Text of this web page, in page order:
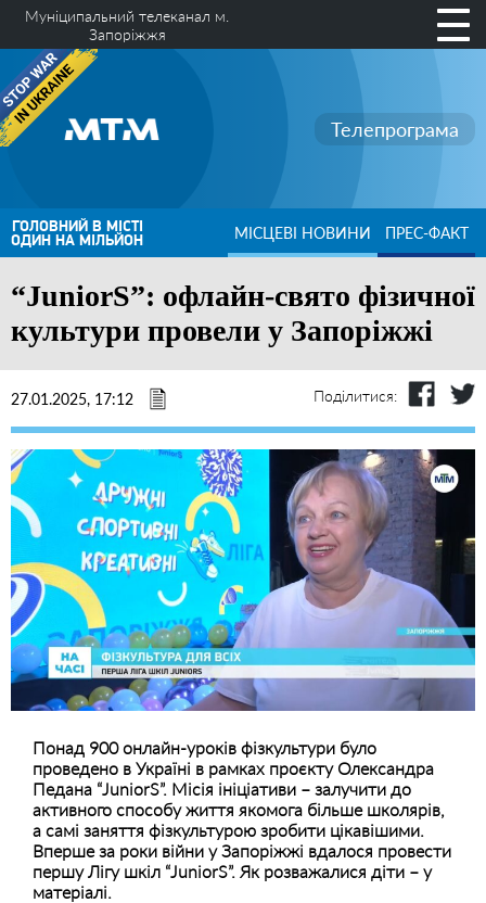
Муніципальний телеканал м.
Запоріжжя
Телепрограма
ГОЛОВНИЙ В МІСТІ
ОДИН НА МІЛЬЙОН МІСЦЕВІ НОВИНИ ПРЕС-ФАКТ
“JuniorS”: офлайн-свято фізичної
культури провели у Запоріжжі
27.01.2025, 17:12 Поділитися:
Понад 900 онлайн-уроків фізкультури було
проведено в Україні в рамках проєкту Олександра
Педана “JuniorS”. Місія ініціативи – залучити до
активного способу життя якомога більше школярів,
а самі заняття фізкультурою зробити цікавішими.
Вперше за роки війни у Запоріжжі вдалося провести
першу Лігу шкіл “JuniorS”. Як розважалися діти – у
матеріалі.